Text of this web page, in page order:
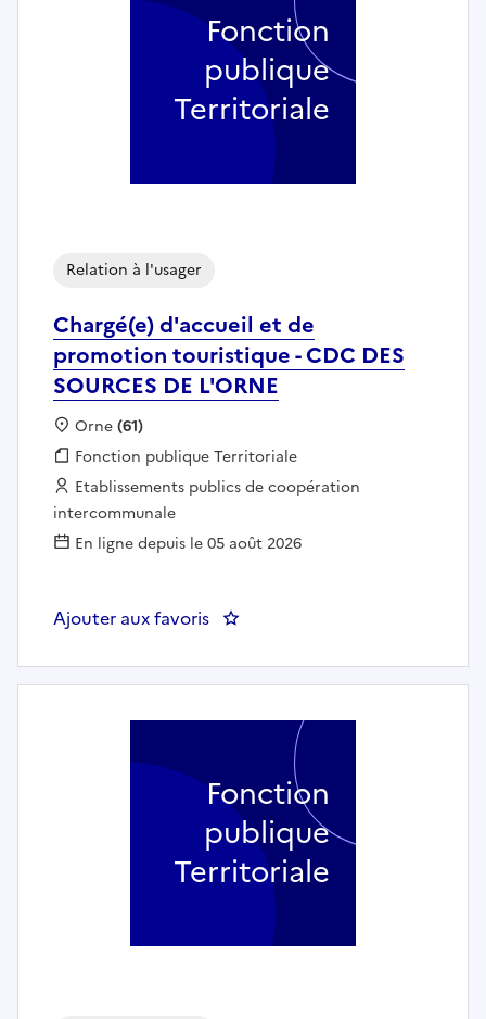
Chargé(e) d'accueil et de
promotion touristique - CDC DES
SOURCES DE L'ORNE
Relation à l'usager
Localisation :
Orne(61)
Fonction publique :
Fonction publique Territoriale
Employeur :
Etablissements publics de coopération
intercommunale
En ligne depuis le 05 août 2026
Ajouter aux favoris : Chargé(e) d'accueil et de
Fonction
publique
Territoriale
Fonction
publique
Territoriale